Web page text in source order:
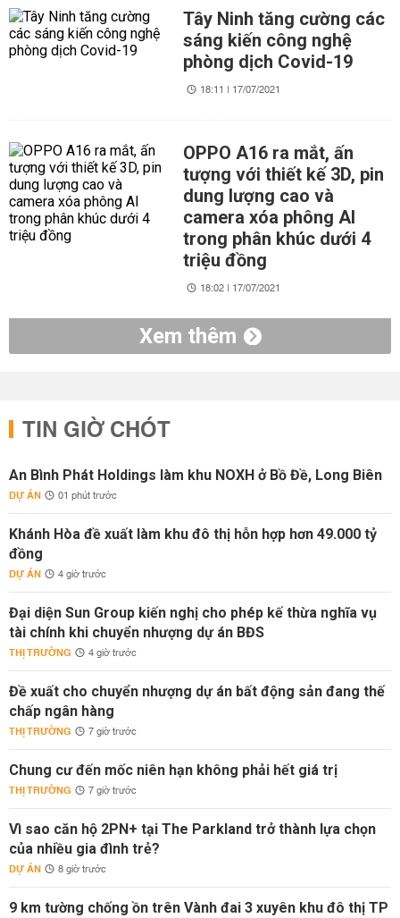
Tây Ninh tăng cường các
sáng kiến công nghệ
phòng dịch Covid-19
18:11 | 17/07/2021
OPPO A16 ra mắt, ấn
tượng với thiết kế 3D, pin
dung lượng cao và
camera xóa phông AI
trong phân khúc dưới 4
triệu đồng
18:02 | 17/07/2021
Xem thêm
TIN GIỜ CHÓT
An Bình Phát Holdings làm khu NOXH ở Bồ Đề, Long Biên
DỰ ÁN 01 phút trước
Khánh Hòa đề xuất làm khu đô thị hỗn hợp hơn 49.000 tỷ
đồng
DỰ ÁN 4 giờ trước
Đại diện Sun Group kiến nghị cho phép kế thừa nghĩa vụ
tài chính khi chuyển nhượng dự án BĐS
THỊ TRƯỜNG 4 giờ trước
Đề xuất cho chuyển nhượng dự án bất động sản đang thế
chấp ngân hàng
THỊ TRƯỜNG 7 giờ trước
Chung cư đến mốc niên hạn không phải hết giá trị
THỊ TRƯỜNG 7 giờ trước
Vì sao căn hộ 2PN+ tại The Parkland trở thành lựa chọn
của nhiều gia đình trẻ?
DỰ ÁN 8 giờ trước
9 km tường chống ồn trên Vành đai 3 xuyên khu đô thị TP